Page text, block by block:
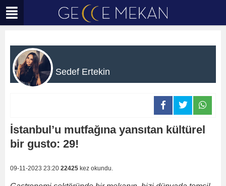
Sedef Ertekin
İstanbul’u mutfağına yansıtan kültürel
bir gusto: 29!
09-11-2023 23:20 22425 kez okundu.